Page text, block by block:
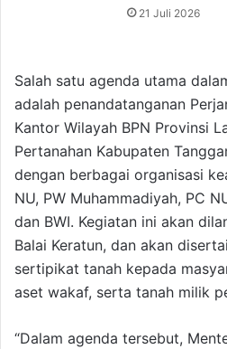
21 Juli 2026
Salah satu agenda utama
adalah penandatanganan
Kantor Wilayah BPN Provinsi
Pertanahan Kabupaten
dengan berbagai organisasi
NU, PW Muhammadiyah, PC
dan BWI. Kegiatan ini akan
Balai Keratun, dan akan
sertipikat tanah kepada
aset wakaf, serta tanah milik
“Dalam agenda tersebut,